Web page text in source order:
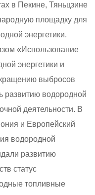
в Пекине, Тяньцзине
площадку для
энергетики.
«Использование
энергетики и
выбросов
развитию водородной
деятельности. В
и Европейский
водородной
развитию
статус
топливные